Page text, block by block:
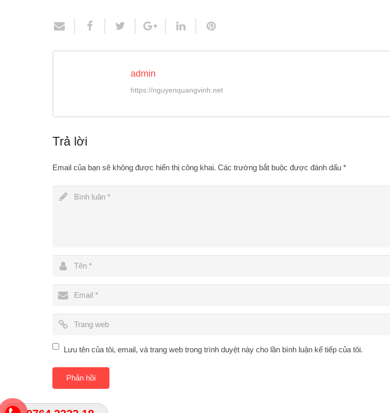
admin
https://nguyenquangvinh.net
Trả lời
Email của bạn sẽ không được hiển thị công khai. Các trường bắt buộc được đánh dấu *
Lưu tên của tôi, email, và trang web trong trình duyệt này cho lần bình luận kế tiếp của tôi.